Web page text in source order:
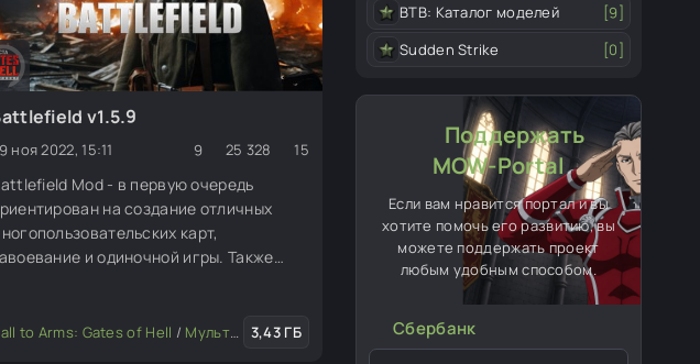
или игры
v1.5.9
ноя 2022, 15:11 9 25 328 15
Mod - в первую очередь
на создание отличных
карт,
и одиночной игры. Также
to Arms: Gates of Hell / Мультиплеерные моды Глобальные моды
3,43 ГБ
ВТВ: Каталог моделей
[9]
Sudden Strike
[0]
Поддержать
MOW-Portal
Если вам нравится портал и вы
хотите помочь его развитию, вы
можете поддержать проект
любым удобным способом.
Сбербанк